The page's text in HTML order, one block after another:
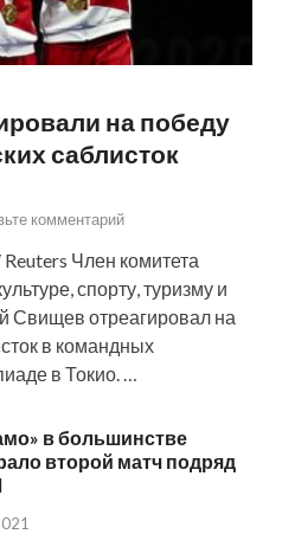
на победу
саблисток
комментарий
Член комитета
спорту, туризму и
Свищев отреагировал на
в командных
в Токио. …
в большинстве
второй матч подряд